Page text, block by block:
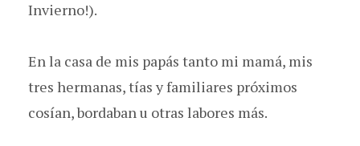
Invierno!).
En la casa de mis papás tanto mi mamá, mis
tres hermanas, tías y familiares próximos
cosían, bordaban u otras labores más.